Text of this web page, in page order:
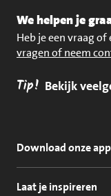
We helpen je
Heb je een vraag of
vragen of neem
Tip! Bekijk
Download onze app
Laat je inspireren